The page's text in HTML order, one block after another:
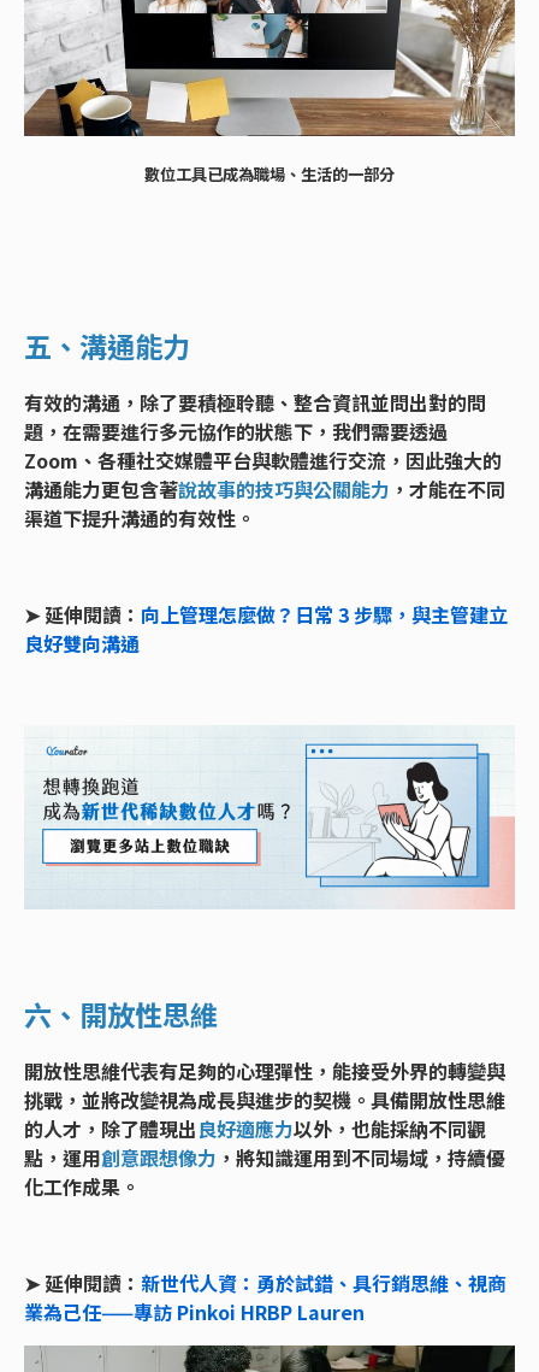
數位工具已成為職場、生活的一部分
五、溝通能力
有效的溝通，除了要積極聆聽、整合資訊並問出對的問
題，在需要進行多元協作的狀態下，我們需要透過
Zoom、各種社交媒體平台與軟體進行交流，因此強大的
溝通能力更包含著說故事的技巧與公關能力 ，才能在不同
渠道下提升溝通的有效性。
➤ 延伸閱讀： 向上管理怎麼做？日常 3 步驟，與主管建立
良好雙向溝通
六、開放性思維
開放性思維代表有足夠的心理彈性，能接受外界的轉變與
挑戰，並將改變視為成長與進步的契機。具備開放性思維
的人才，除了體現出良好適應力以外，也能採納不同觀
點，運用創意跟想像力 ，將知識運用到不同場域，持續優
化工作成果。
➤ 延伸閱讀： 新世代人資：勇於試錯、具行銷思維、視商
業為己任——專訪 Pinkoi HRBP Lauren